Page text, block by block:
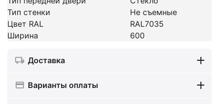
Тип стенки
Не съемные
Цвет RAL
RAL7035
Ширина
600
Доставка
Варианты оплаты